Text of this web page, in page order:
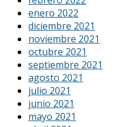
enero 2022
diciembre 2021
noviembre 2021
octubre 2021
septiembre 2021
agosto 2021
julio 2021
junio 2021
mayo 2021